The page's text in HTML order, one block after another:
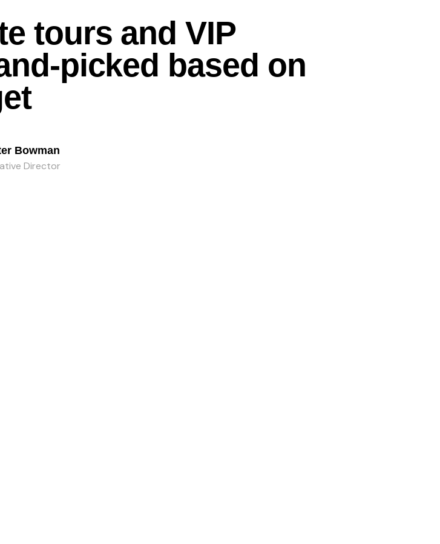
tours and VIP
picked based on
Bowman
Director